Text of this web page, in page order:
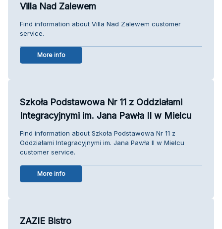
Villa Nad Zalewem
Find information about Villa Nad Zalewem customer
service.
More info
Szkoła Podstawowa Nr 11 z Oddziałami
Integracyjnymi im. Jana Pawła II w Mielcu
Find information about Szkoła Podstawowa Nr 11 z
Oddziałami Integracyjnymi im. Jana Pawła II w Mielcu
customer service.
More info
ZAZIE Bistro